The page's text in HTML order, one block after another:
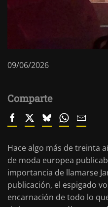
09/06/2026
Comparte
Hace algo más de treinta
de moda europea
importancia de llamarse
publicación, el espigado
encarnación de todo lo